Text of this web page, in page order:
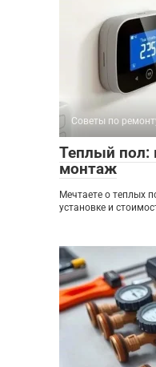
Советы по
Теплый
монтаж
Мечтаете о теплых
установке и